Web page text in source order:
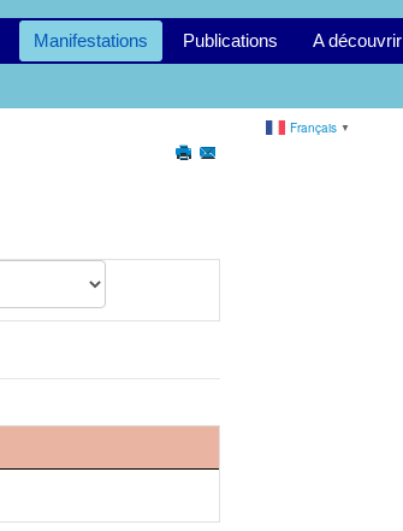
Manifestations Publications A découvrir
Français ▼